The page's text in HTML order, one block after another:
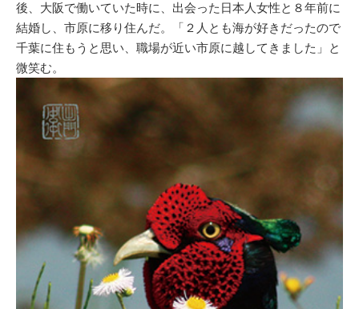
後、大阪で働いていた時に、出会った日本人女性と８年前に
結婚し、市原に移り住んだ。「２人とも海が好きだったので
千葉に住もうと思い、職場が近い市原に越してきました」と
微笑む。